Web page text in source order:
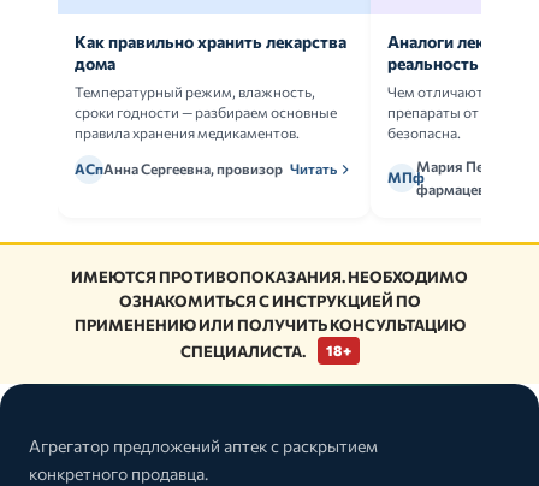
Как правильно хранить лекарства
дома
Температурный режим, влажность,
сроки годности — разбираем основные
правила хранения медикаментов.
АСпАнна Сергеевна, провизор Читать
Аналоги
реальность
Чем отличаются
препараты от
безопасна.
МПф
Мария Петрова,
фармацевт
ИМЕЮТСЯ ПРОТИВОПОКАЗАНИЯ. НЕОБХОДИМО
ОЗНАКОМИТЬСЯ С ИНСТРУКЦИЕЙ ПО
ПРИМЕНЕНИЮ ИЛИ ПОЛУЧИТЬ КОНСУЛЬТАЦИЮ
СПЕЦИАЛИСТА.
18+
Агрегатор предложений аптек с раскрытием
конкретного продавца.